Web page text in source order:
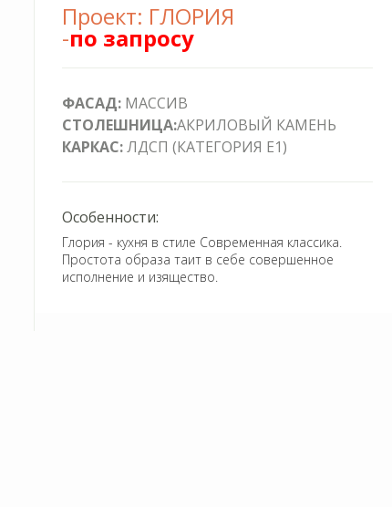
Проект: ГЛОРИЯ
МАССИВ
ЛДСП (КАТЕГОРИЯ Е1)
Глория - кухня в стиле Современная классика.
Простота образа таит в себе совершенное